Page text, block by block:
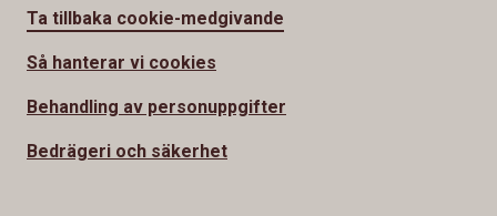
Ta tillbaka cookie-medgivande
Så hanterar vi cookies
Behandling av personuppgifter
Bedrägeri och säkerhet